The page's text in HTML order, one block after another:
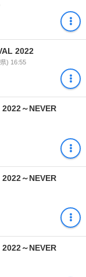
2022
) 16:55
～NEVER
～NEVER
～NEVER